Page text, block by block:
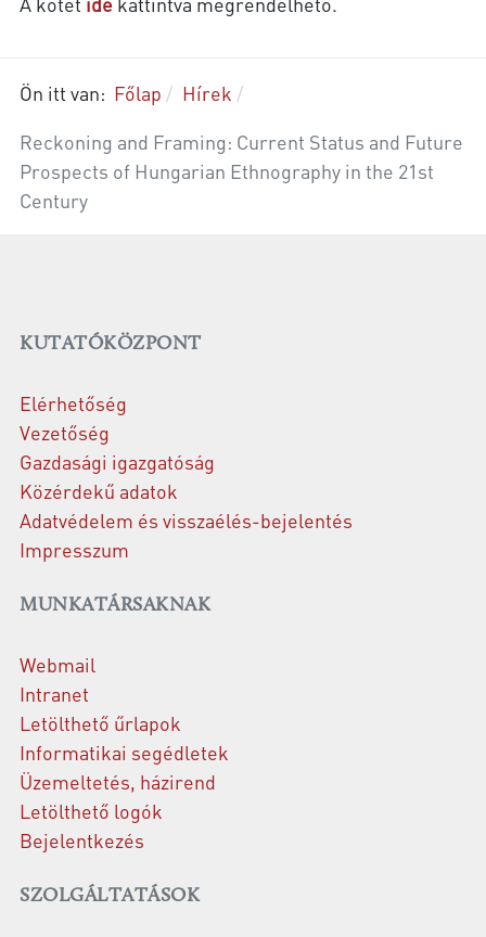
Ön itt van: Főlap
Hírek
Reckoning and Framing: Current Status and Future
Prospects of Hungarian Ethnography in the 21st
Century
KUTATÓKÖZPONT
Elérhetőség
Vezetőség
Gazdasági igazgatóság
Közérdekű adatok
Adatvédelem és visszaélés-bejelentés
Impresszum
MUNKATÁRSAKNAK
Webmail
Intranet
Letölthető űrlapok
Informatikai segédletek
Üzemeltetés, házirend
Letölthető logók
Bejelentkezés
SZOLGÁLTATÁSOK